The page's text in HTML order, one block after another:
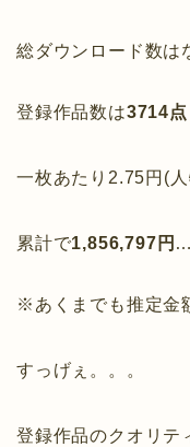
総ダウンロード数は
登録作品数は3714点
一枚あたり2.75円(
累計で1,856,797円
※あくまでも推定金
すっげぇ。。。
登録作品のクオリテ